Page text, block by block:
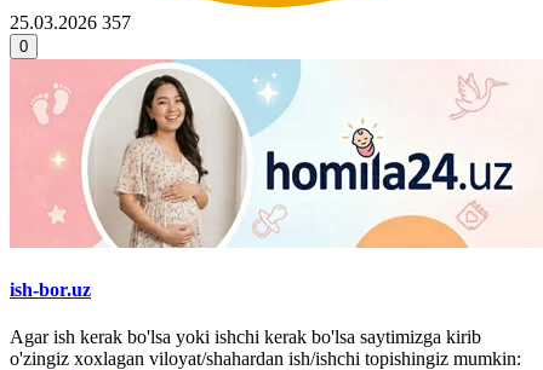
25.03.2026 357
0
ish-bor.uz
Agar ish kerak bo'lsa yoki ishchi kerak bo'lsa saytimizga kirib
o'zingiz xoxlagan viloyat/shahardan ish/ishchi topishingiz mumkin: